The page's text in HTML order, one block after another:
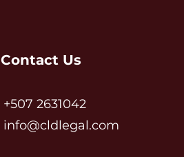
Contact Us
+507 2631042
info@cldlegal.com